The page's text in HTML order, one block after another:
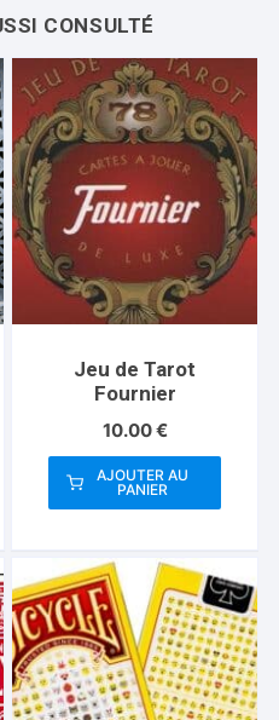
Jeu de Tarot
Fournier
10.00€
AJOUTER AU
PANIER